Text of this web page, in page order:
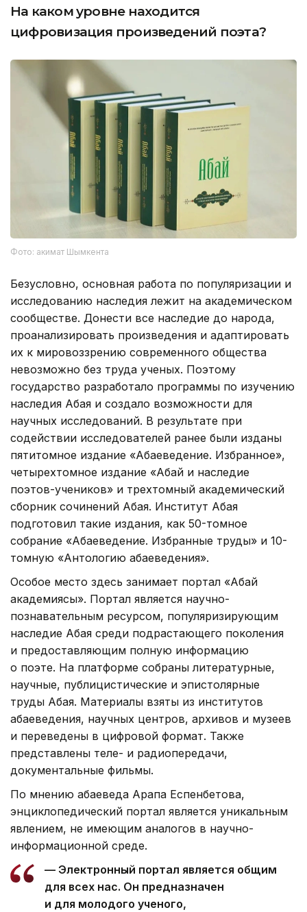
На каком уровне находится
цифровизация произведений поэта?
Фото: акимат Шымкента
Безусловно, основная работа по популяризации и
исследованию наследия лежит на академическом
сообществе. Донести все наследие до народа,
проанализировать произведения и адаптировать
их к мировоззрению современного общества
невозможно без труда ученых. Поэтому
государство разработало программы по изучению
наследия Абая и создало возможности для
научных исследований. В результате при
содействии исследователей ранее были изданы
пятитомное издание «Абаеведение. Избранное»,
четырехтомное издание «Абай и наследие
поэтов-учеников» и трехтомный академический
сборник сочинений Абая. Институт Абая
подготовил такие издания, как 50-томное
собрание «Абаеведение. Избранные труды» и 10-
томную «Антологию абаеведения».
Особое место здесь занимает портал «Абай
академиясы». Портал является научно-
познавательным ресурсом, популяризирующим
наследие Абая среди подрастающего поколения
и предоставляющим полную информацию
о поэте. На платформе собраны литературные,
научные, публицистические и эпистолярные
труды Абая. Материалы взяты из институтов
абаеведения, научных центров, архивов и музеев
и переведены в цифровой формат. Также
представлены теле- и радиопередачи,
документальные фильмы.
По мнению абаеведа Арапа Еспенбетова,
энциклопедический портал является уникальным
явлением, не имеющим аналогов в научно-
информационной среде.
— Электронный портал является общим
для всех нас. Он предназначен
и для молодого ученого,